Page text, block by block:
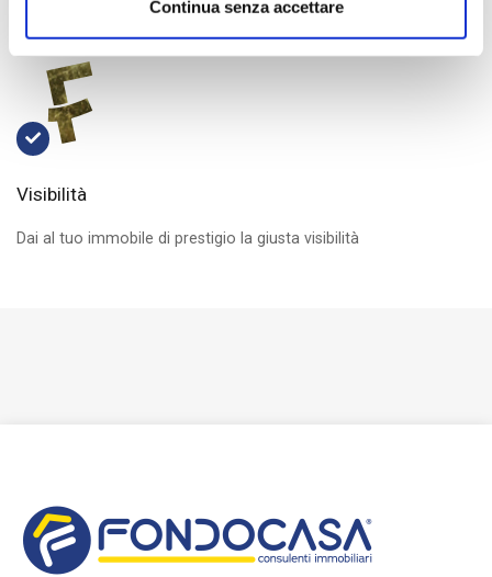
Continua senza accettare
Gli uffici godono di un'immagine elegante e moderna
Visibilità
Dai al tuo immobile di prestigio la giusta visibilità